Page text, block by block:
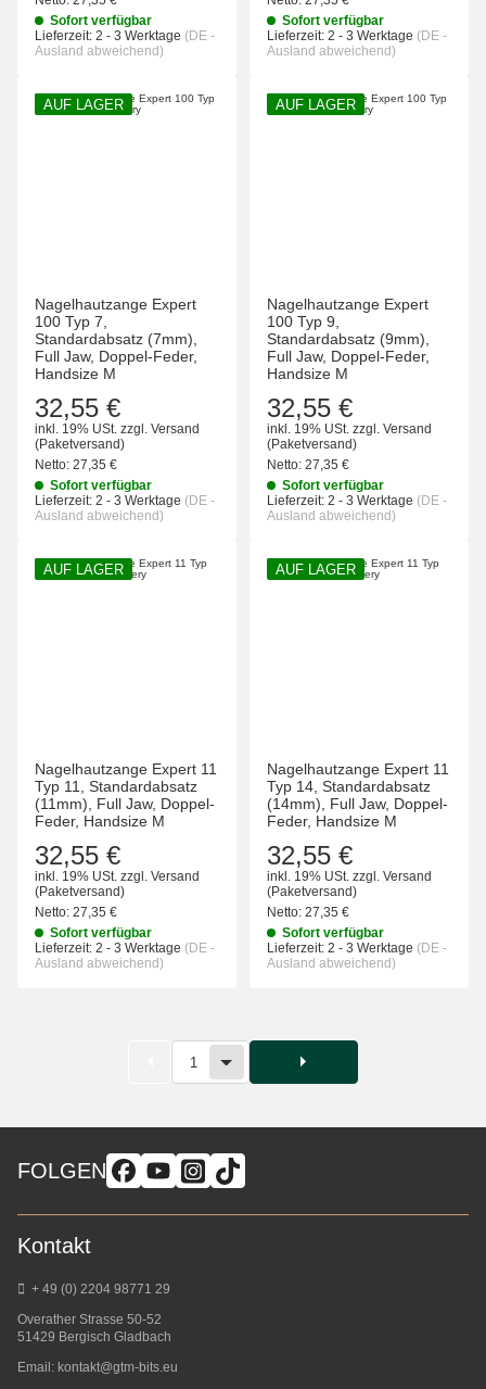
Sofort verfügbar
Lieferzeit: 2 - 3 Werktage (DE -
Ausland abweichend)
Sofort verfügbar
Lieferzeit: 2 - 3 Werktage (DE -
Ausland abweichend)
AUF LAGER
Nagelhautzange Expert
100 Typ 7,
Standardabsatz (7mm),
Full Jaw, Doppel-Feder,
Handsize M
32,55 €
inkl. 19% USt. zzgl. Versand
(Paketversand)
Netto: 27,35 €
Sofort verfügbar
Lieferzeit: 2 - 3 Werktage (DE -
Ausland abweichend)
AUF LAGER
Nagelhautzange Expert
100 Typ 9,
Standardabsatz (9mm),
Full Jaw, Doppel-Feder,
Handsize M
32,55 €
inkl. 19% USt. zzgl. Versand
(Paketversand)
Netto: 27,35 €
Sofort verfügbar
Lieferzeit: 2 - 3 Werktage (DE -
Ausland abweichend)
AUF LAGER
Nagelhautzange Expert 11
Typ 11, Standardabsatz
(11mm), Full Jaw, Doppel-
Feder, Handsize M
32,55 €
inkl. 19% USt. zzgl. Versand
(Paketversand)
Netto: 27,35 €
Sofort verfügbar
Lieferzeit: 2 - 3 Werktage (DE -
Ausland abweichend)
AUF LAGER
Nagelhautzange Expert 11
Typ 14, Standardabsatz
(14mm), Full Jaw, Doppel-
Feder, Handsize M
32,55 €
inkl. 19% USt. zzgl. Versand
(Paketversand)
Netto: 27,35 €
Sofort verfügbar
Lieferzeit: 2 - 3 Werktage (DE -
Ausland abweichend)
1
FOLGEN
Kontakt
+ 49 (0) 2204 98771 29
Overather Strasse 50-52
51429 Bergisch Gladbach
Email: kontakt@gtm-bits.eu